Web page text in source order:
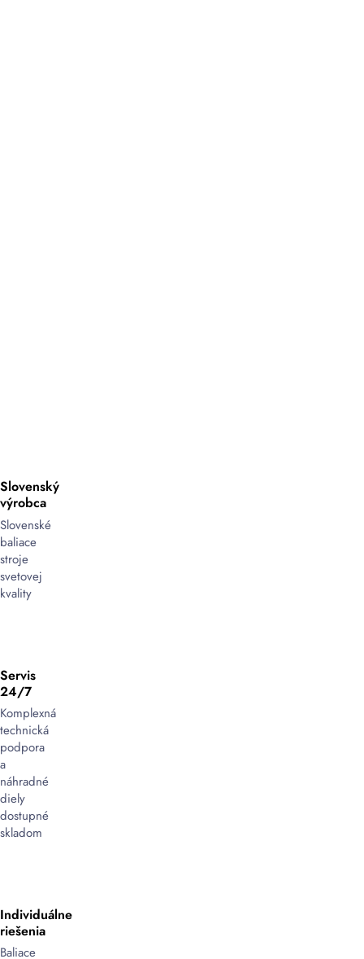
Slovenský
výrobca
Slovenské
baliace
stroje
svetovej
kvality
Servis
24/7
Komplexná
technická
podpora
a
náhradné
diely
dostupné
skladom
Individuálne
riešenia
Baliace